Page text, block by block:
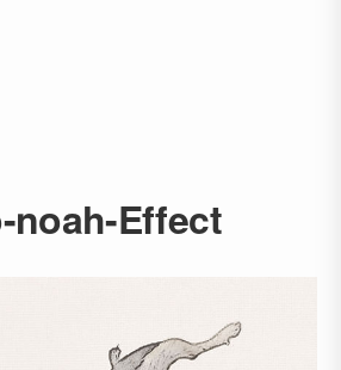
noah-Effect